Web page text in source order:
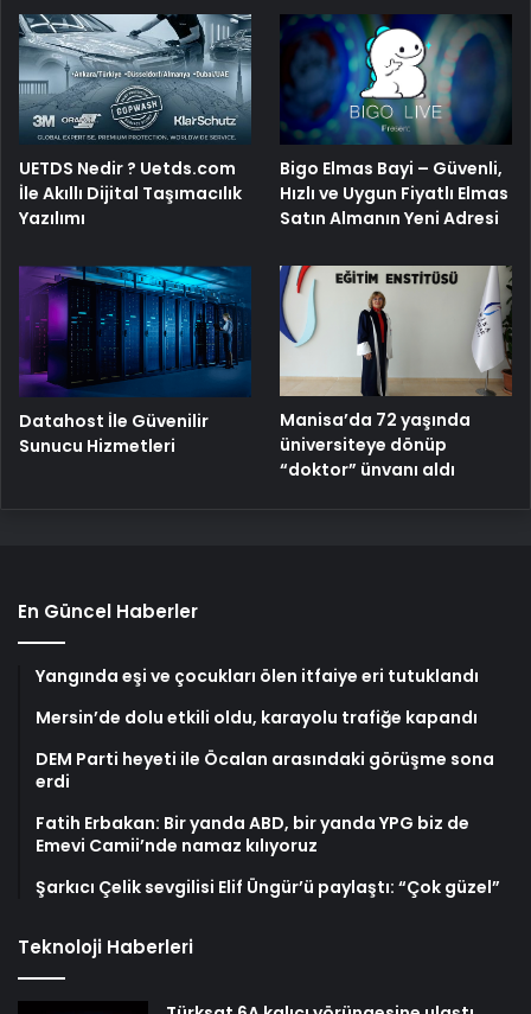
UETDS Nedir ? Uetds.com
İle Akıllı Dijital Taşımacılık
Yazılımı
Bigo Elmas Bayi – Güvenli,
Hızlı ve Uygun Fiyatlı Elmas
Satın Almanın Yeni Adresi
Datahost İle Güvenilir
Sunucu Hizmetleri
Manisa’da 72 yaşında
üniversiteye dönüp
“doktor” ünvanı aldı
En Güncel Haberler
Yangında eşi ve çocukları ölen itfaiye eri tutuklandı
Mersin’de dolu etkili oldu, karayolu trafiğe kapandı
DEM Parti heyeti ile Öcalan arasındaki görüşme sona
erdi
Fatih Erbakan: Bir yanda ABD, bir yanda YPG biz de
Emevi Camii’nde namaz kılıyoruz
Şarkıcı Çelik sevgilisi Elif Üngür’ü paylaştı: “Çok güzel”
Teknoloji Haberleri